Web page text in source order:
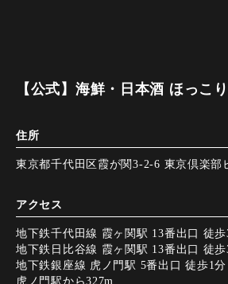
【公式】海鮮・日本酒 ほっこ
住所
東京都千代田区霞が関3-2-6 東京倶楽部
アクセス
地下鉄千代田線 霞ヶ関駅 13番出口 徒歩
地下鉄日比谷線 霞ヶ関駅 13番出口 徒歩
地下鉄銀座線 虎ノ門駅 5番出口 徒歩1分
虎ノ門駅から327m